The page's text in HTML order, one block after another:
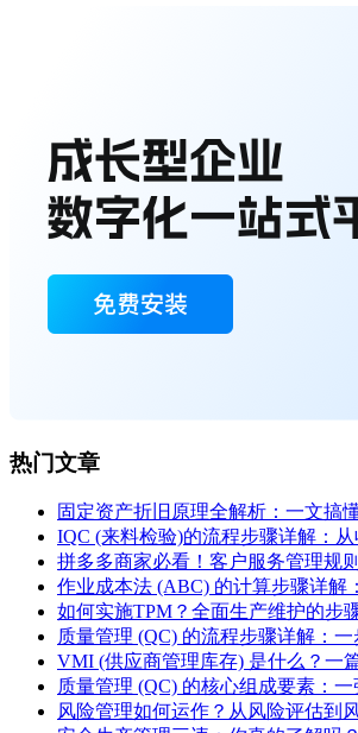
热门文章
固定资产折旧原理全解析：一文搞
IQC (来料检验)的流程步骤详解：
拼多多商家必看！客户服务管理规
作业成本法 (ABC) 的计算步骤详解
如何实施TPM？全面生产维护的步
质量管理 (QC) 的流程步骤详解：
VMI (供应商管理库存) 是什么？一
质量管理 (QC) 的核心组成要素：
风险管理如何运作？从风险评估到